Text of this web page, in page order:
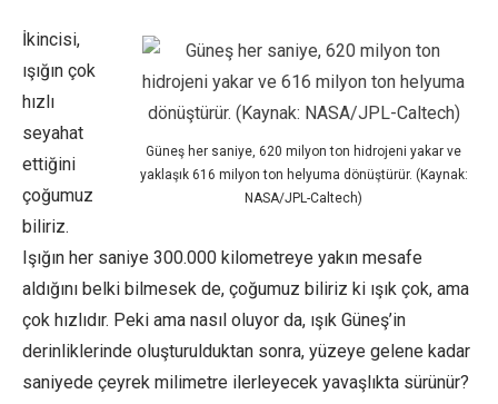
Güneş her saniye, 620 milyon ton hidrojeni yakar ve
yaklaşık 616 milyon ton helyuma dönüştürür. (Kaynak:
NASA/JPL-Caltech)
İkincisi,
ışığın çok
hızlı
seyahat
ettiğini
çoğumuz
biliriz.
Işığın her saniye 300.000 kilometreye yakın mesafe
aldığını belki bilmesek de, çoğumuz biliriz ki ışık çok, ama
çok hızlıdır. Peki ama nasıl oluyor da, ışık Güneş’in
derinliklerinde oluşturulduktan sonra, yüzeye gelene kadar
saniyede çeyrek milimetre ilerleyecek yavaşlıkta sürünür?